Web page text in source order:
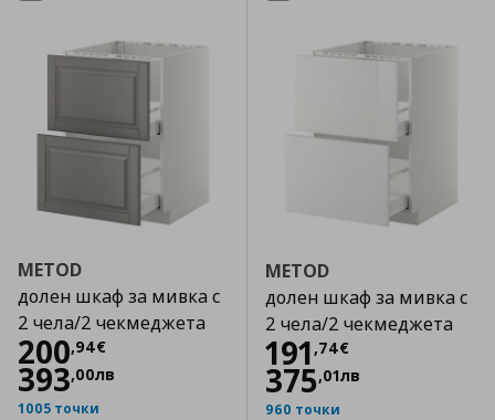
METOD
долен шкаф за мивка с
2 чела/2 чекмеджета
200,94€
Цена
393,00лв
1005 точки
METOD
долен шкаф за мивка с
2 чела/2 чекмеджета
191 ,74€
Цена
375,01лв
960 точки